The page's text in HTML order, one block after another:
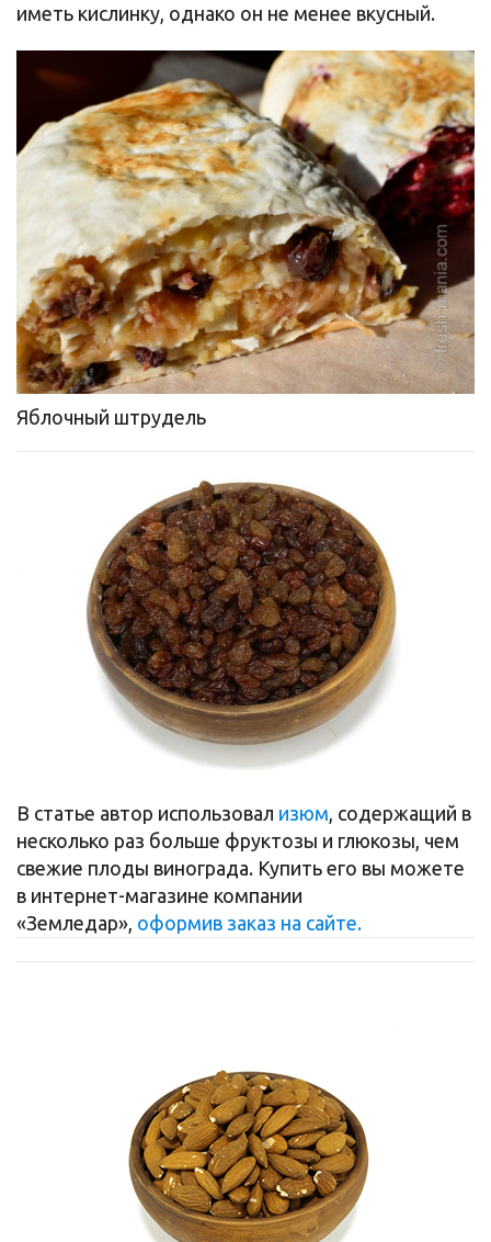
иметь кислинку, однако он не менее вкусный.
Яблочный штрудель
В статье автор использовал изюм , содержащий в
несколько раз больше фруктозы и глюкозы, чем
свежие плоды винограда. Купить его вы можете
в интернет-магазине компании
«Земледар», оформив заказ на сайте.